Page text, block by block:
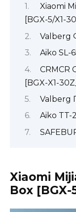
Xiaomi
[BGX-5/X1-
Valberg
Aiko SL-
CRMCR
[BGX-X1-
Valberg
Aiko TT-
Xiaomi
Box [BGX-